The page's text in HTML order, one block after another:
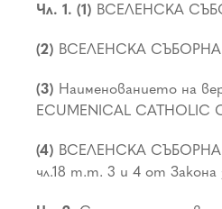
Чл. 1. (1) ВСЕЛЕНСКА
(2) ВСЕЛЕНСКА СЪБОРНА
(3) Наименованието на
ECUMENICAL CATHOLIC
(4) ВСЕЛЕНСКА СЪБОРНА
чл.18 т.т. 3 и 4 от Закона